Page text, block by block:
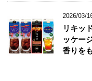
2026/03/
リキッ
ッケー
香りを